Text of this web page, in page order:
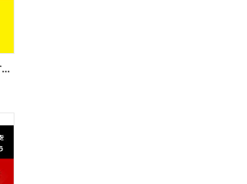
【おトク】大谷選手ファミマおむすび割